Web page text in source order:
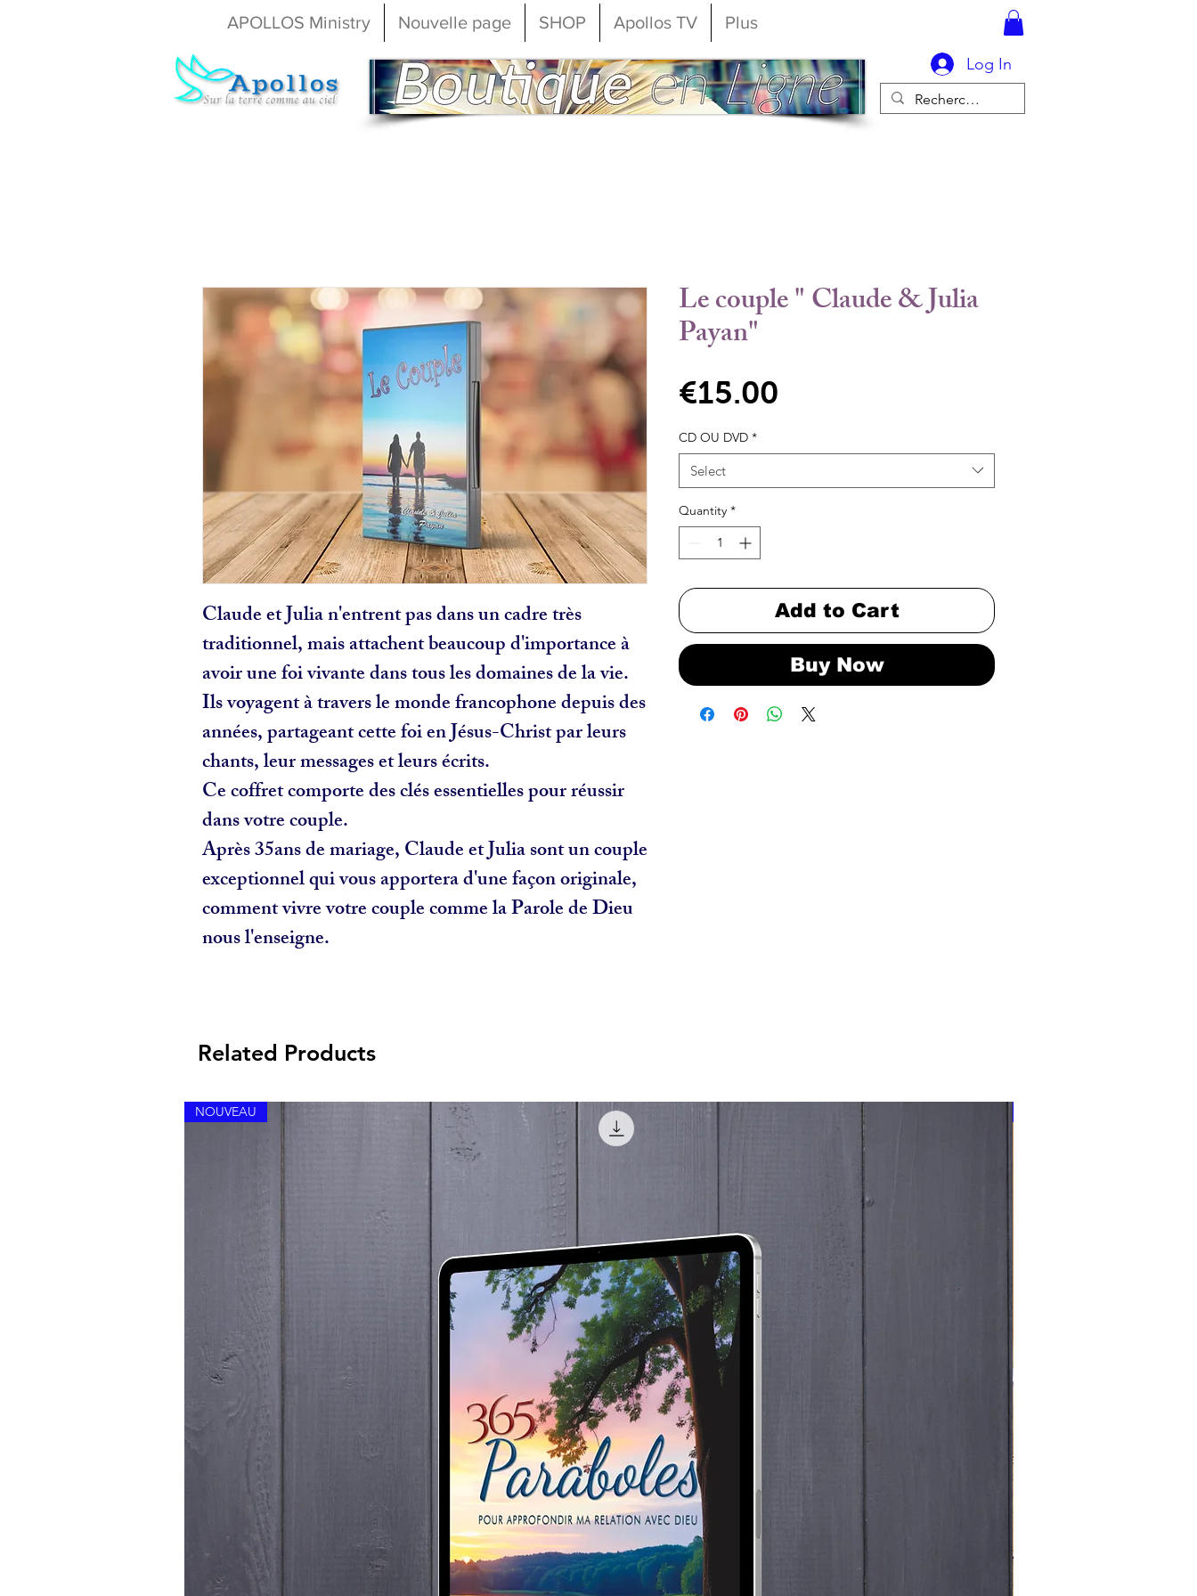
APOLLOS Ministry Nouvelle page SHOP Apollos TV Plus
Log In
Claude et Julia n'entrent pas dans un cadre très
traditionnel, mais attachent beaucoup d'importance à
avoir une foi vivante dans tous les domaines de la vie.
Ils voyagent à travers le monde francophone depuis des
années, partageant cette foi en Jésus-Christ par leurs
chants, leur messages et leurs écrits.
Ce coffret comporte des clés essentielles pour réussir
dans votre couple.
Après 35ans de mariage, Claude et Julia sont un couple
exceptionnel qui vous apportera d'une façon originale,
comment vivre votre couple comme la Parole de Dieu
nous l'enseigne.
Le couple " Claude & Julia
Payan"
€15.00
CD OU DVD *
Select
Quantity *
Add to Cart
Buy Now
Related Products
NOUVEAU